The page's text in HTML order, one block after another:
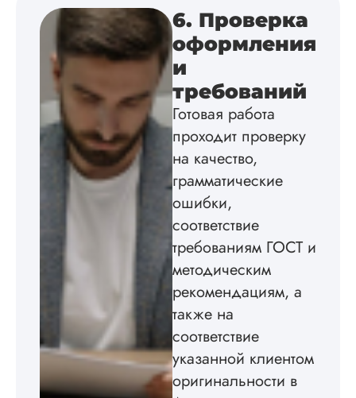
6. Проверка
оформления
и
требований
Готовая работа
проходит проверку
на качество,
грамматические
ошибки,
соответствие
требованиям ГОСТ и
методическим
рекомендациям, а
также на
соответствие
указанной клиентом
оригинальности в